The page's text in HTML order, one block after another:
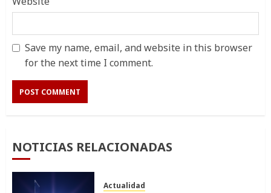
Save my name, email, and website in this browser
for the next time I comment.
NOTICIAS RELACIONADAS
Actualidad